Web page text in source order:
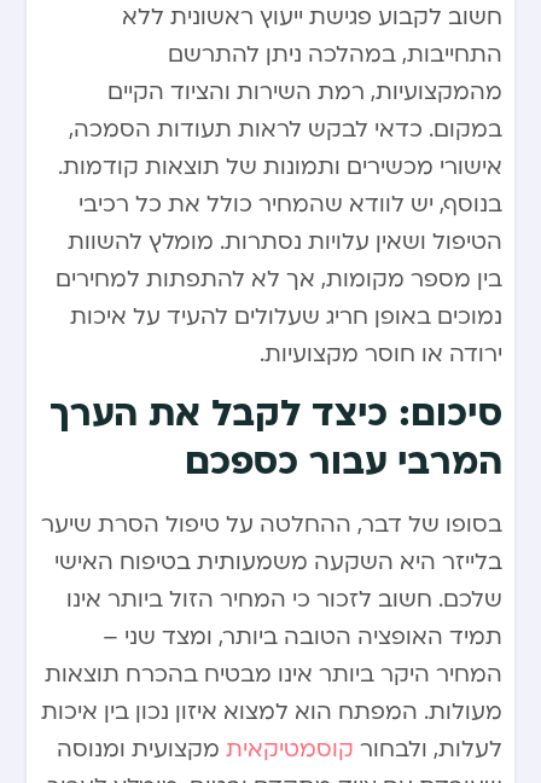
חשוב לקבוע פגישת ייעוץ ראשונית ללא
התחייבות, במהלכה ניתן להתרשם
מהמקצועיות, רמת השירות והציוד הקיים
במקום. כדאי לבקש לראות תעודות הסמכה,
אישורי מכשירים ותמונות של תוצאות קודמות.
בנוסף, יש לוודא שהמחיר כולל את כל רכיבי
הטיפול ושאין עלויות נסתרות. מומלץ להשוות
בין מספר מקומות, אך לא להתפתות למחירים
נמוכים באופן חריג שעלולים להעיד על איכות
ירודה או חוסר מקצועיות.
סיכום: כיצד לקבל את הערך
המרבי עבור כספכם
בסופו של דבר, ההחלטה על טיפול הסרת שיער
בלייזר היא השקעה משמעותית בטיפוח האישי
שלכם. חשוב לזכור כי המחיר הזול ביותר אינו
תמיד האופציה הטובה ביותר, ומצד שני –
המחיר היקר ביותר אינו מבטיח בהכרח תוצאות
מעולות. המפתח הוא למצוא איזון נכון בין איכות
לעלות, ולבחור קוסמטיקאית מקצועית ומנוסה